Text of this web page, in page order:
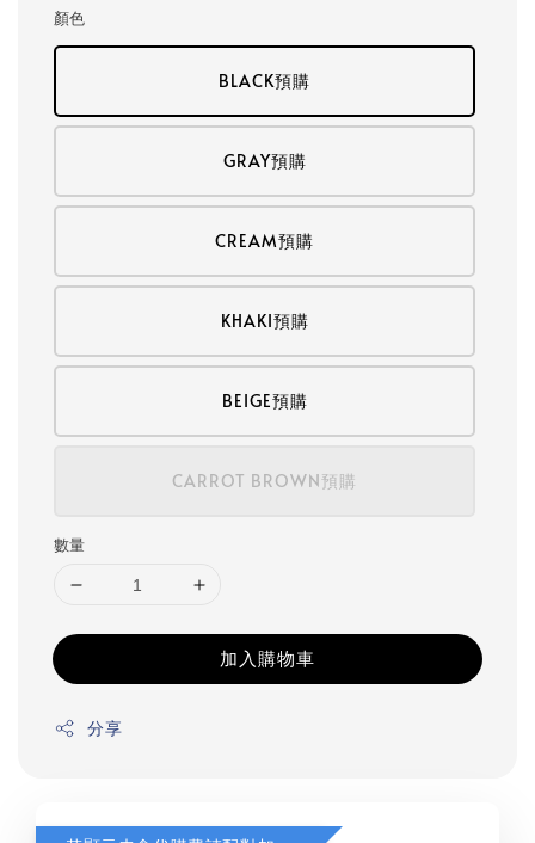
顏色
BLACK預購
GRAY預購
CREAM預購
KHAKI預購
BEIGE預購
CARROT BROWN預購
數量
加入購物車
分享